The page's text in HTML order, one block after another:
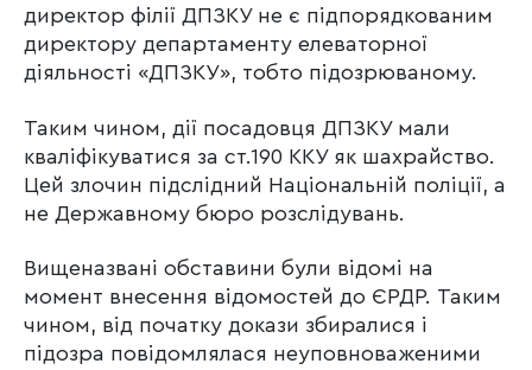
директор філії ДПЗКУ не є підпорядкованим
директору департаменту елеваторної
діяльності «ДПЗКУ», тобто підозрюваному.
Таким чином, дії посадовця ДПЗКУ мали
кваліфікуватися за ст.190 ККУ як шахрайство.
Цей злочин підслідний Національній поліції, а
не Державному бюро розслідувань.
Вищеназвані обставини були відомі на
момент внесення відомостей до ЄРДР. Таким
чином, від початку докази збиралися і
підозра повідомлялася неуповноваженими